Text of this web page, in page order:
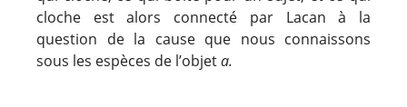
cloche est alors connecté par Lacan à la
question de la cause que nous connaissons
sous les espèces de l’objeta.